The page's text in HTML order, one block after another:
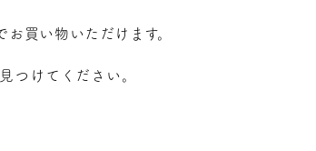
買い物いただけます。
つけてください。